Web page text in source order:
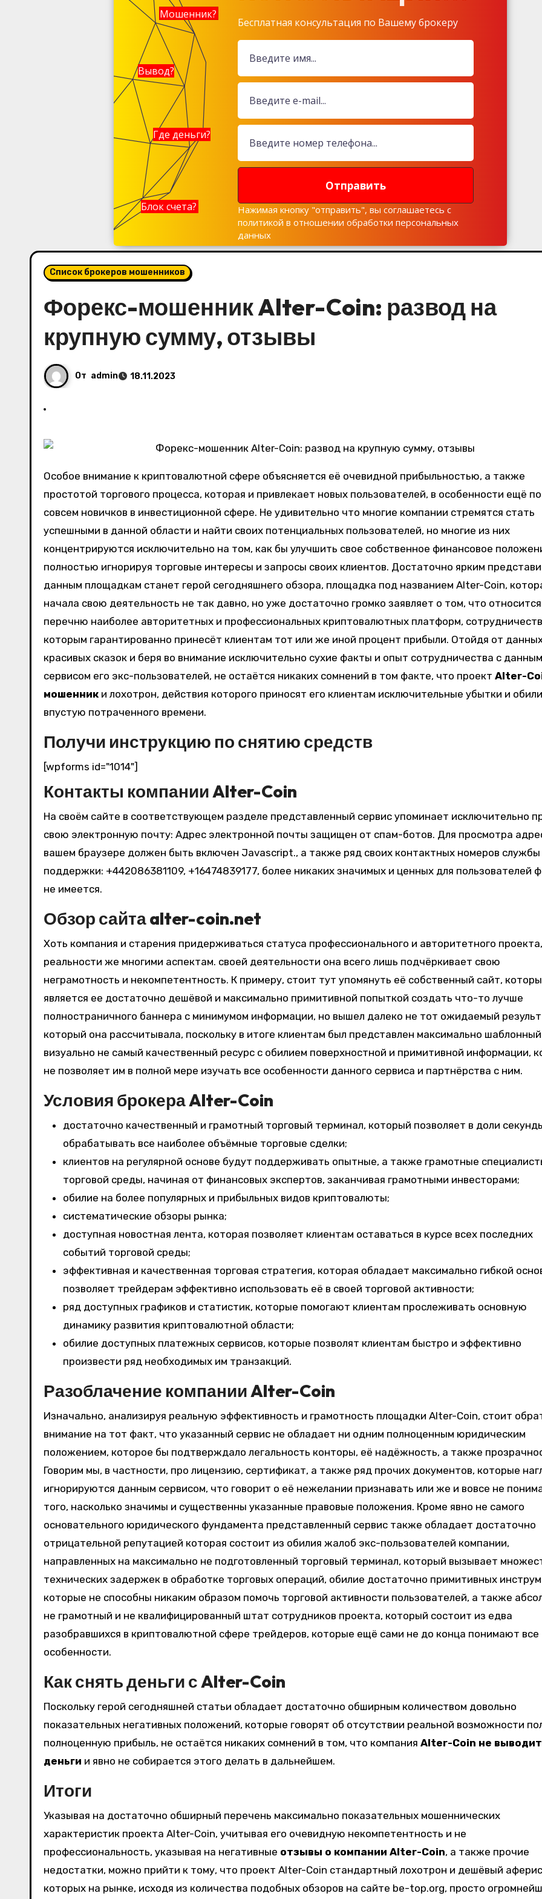
Бесплатная консультация по Вашему брокеру
Мошенник?
Вывод?
Где деньги?
Блок счета?
Отправить
Нажимая кнопку "отправить", вы соглашаетесь с
политикой в отношении обработки персональных
данных
Список брокеров мошенников
Форекс-мошенник Alter-Coin: развод на
крупную сумму, отзывы
От admin 18.11.2023
Особое внимание к криптовалютной сфере объясняется её очевидной прибыльностью, а также
простотой торгового процесса, которая и привлекает новых пользователей, в особенности ещё
совсем новичков в инвестиционной сфере. Не удивительно что многие компании стремятся стать
успешными в данной области и найти своих потенциальных пользователей, но многие из них
концентрируются исключительно на том, как бы улучшить свое собственное финансовое
полностью игнорируя торговые интересы и запросы своих клиентов. Достаточно ярким
данным площадкам станет герой сегодняшнего обзора, площадка под названием Alter-Coin,
начала свою деятельность не так давно, но уже достаточно громко заявляет о том, что
перечню наиболее авторитетных и профессиональных криптовалютных платформ,
которым гарантированно принесёт клиентам тот или же иной процент прибыли. Отойдя от
красивых сказок и беря во внимание исключительно сухие факты и опыт сотрудничества с данным
сервисом его экс-пользователей, не остаётся никаких сомнений в том факте, что проект Alter-
мошенник и лохотрон, действия которого приносят его клиентам исключительные убытки и
впустую потраченного времени.
Получи инструкцию по снятию средств
[wpforms id="1014"]
Контакты компании Alter-Coin
На своём сайте в соответствующем разделе представленный сервис упоминает исключительно
свою электронную почту: Адрес электронной почты защищен от спам-ботов. Для просмотра
вашем браузере должен быть включен Javascript., а также ряд своих контактных номеров службы
поддержки: +442086381109, +16474839177, более никаких значимых и ценных для пользователей
не имеется.
Обзор сайта alter-coin.net
Хоть компания и старения придерживаться статуса профессионального и авторитетного
реальности же многими аспектам. своей деятельности она всего лишь подчёркивает свою
неграмотность и некомпетентность. К примеру, стоит тут упомянуть её собственный сайт,
является ее достаточно дешёвой и максимально примитивной попыткой создать что-то лучше
полностраничного баннера с минимумом информации, но вышел далеко не тот ожидаемый
который она рассчитывала, поскольку в итоге клиентам был представлен максимально
визуально не самый качественный ресурс с обилием поверхностной и примитивной информации,
не позволяет им в полной мере изучать все особенности данного сервиса и партнёрства с ним.
Условия брокера Alter-Coin
достаточно качественный и грамотный торговый терминал, который позволяет в доли
обрабатывать все наиболее объёмные торговые сделки;
клиентов на регулярной основе будут поддерживать опытные, а также грамотные
торговой среды, начиная от финансовых экспертов, заканчивая грамотными инвесторами;
обилие на более популярных и прибыльных видов криптовалюты;
систематические обзоры рынка;
доступная новостная лента, которая позволяет клиентам оставаться в курсе всех последних
событий торговой среды;
эффективная и качественная торговая стратегия, которая обладает максимально гибкой
позволяет трейдерам эффективно использовать её в своей торговой активности;
ряд доступных графиков и статистик, которые помогают клиентам прослеживать основную
динамику развития криптовалютной области;
обилие доступных платежных сервисов, которые позволят клиентам быстро и эффективно
произвести ряд необходимых им транзакций.
Разоблачение компании Alter-Coin
Изначально, анализируя реальную эффективность и грамотность площадки Alter-Coin, стоит
внимание на тот факт, что указанный сервис не обладает ни одним полноценным юридическим
положением, которое бы подтверждало легальность конторы, её надёжность, а также
Говорим мы, в частности, про лицензию, сертификат, а также ряд прочих документов, которые
игнорируются данным сервисом, что говорит о её нежелании признавать или же и вовсе не
того, насколько значимы и существенны указанные правовые положения. Кроме явно не самого
основательного юридического фундамента представленный сервис также обладает достаточно
отрицательной репутацией которая состоит из обилия жалоб экс-пользователей компании,
направленных на максимально не подготовленный торговый терминал, который вызывает
технических задержек в обработке торговых операций, обилие достаточно примитивных
которые не способны никаким образом помочь торговой активности пользователей, а также
не грамотный и не квалифицированный штат сотрудников проекта, который состоит из едва
разобравшихся в криптовалютной сфере трейдеров, которые ещё сами не до конца понимают все
особенности.
Как снять деньги с Alter-Coin
Поскольку герой сегодняшней статьи обладает достаточно обширным количеством довольно
показательных негативных положений, которые говорят об отсутствии реальной возможности
полноценную прибыль, не остаётся никаких сомнений в том, что компания Alter-Coin не выводит
деньги и явно не собирается этого делать в дальнейшем.
Итоги
Указывая на достаточно обширный перечень максимально показательных мошеннических
характеристик проекта Alter-Coin, учитывая его очевидную некомпетентность и не
профессиональность, указывая на негативные отзывы о компании Alter-Coin, а также прочие
недостатки, можно прийти к тому, что проект Alter-Coin стандартный лохотрон и дешёвый
которых на рынке, исходя из количества подобных обзоров на сайте be-top.org, просто